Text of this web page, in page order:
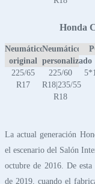
Honda
Neumático
original
Neumático
personalizado
225/65
R17
225/60
R18|235/55
R18
La actual generación
el escenario del Salón
octubre de 2016. De
de 2019, cuando el